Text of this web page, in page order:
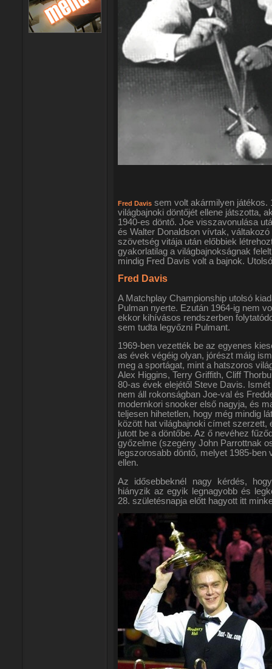
Fred Davis sem volt akármilyen játékos.
világbajnoki döntőjét ellene játszotta,
1940-es döntő. Joe visszavonulása
és Walter Donaldson vívtak,
szövetség vitája után előbbiek
gyakorlatilag a világbajnokságnak
mindig Fred Davis volt a bajnok.
Fred Davis
A Matchplay Championship utolsó
Pulman nyerte. Ezután 1964-ig nem
ekkor kihívásos rendszerben
sem tudta legyőzni Pulmant.
1969-ben vezették be az egyenes
as évek végéig olyan, jórészt máig
meg a sportágat, mint a hatszoros
Alex Higgins, Terry Griffith, Cliff
80-as évek elejétől Steve Davis.
nem áll rokonságban Joe-val és
modernkori snooker első nagyja, és
teljesen hihetetlen, hogy még mindig
között hat világbajnoki címet
jutott be a döntőbe. Az ő nevéhez
győzelme (szegény John Parrottnak
legszorosabb döntő, melyet 1985-
ellen.
Az idősebbeknél nagy kérdés,
hiányzik az egyik legnagyobb és
28. születésnapja előtt hagyott itt